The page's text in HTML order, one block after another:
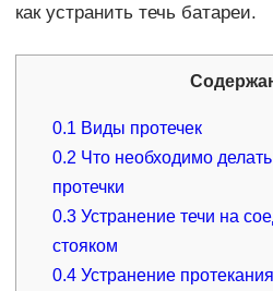
как устранить течь батареи.
0.1 Виды протечек
0.2 Что необходимо
протечки
0.3 Устранение течи на
стояком
0.4 Устранение